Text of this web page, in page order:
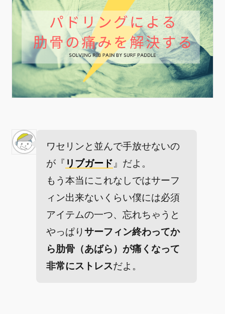
ワセリンと並んで手放せないの
が『 リブガード 』だよ。
もう本当にこれなしではサーフ
ィン出来ないくらい僕には必須
アイテムの一つ、忘れちゃうと
やっぱりサーフィン終わってか
ら肋骨（あばら）が痛くなって
非常にストレスだよ。